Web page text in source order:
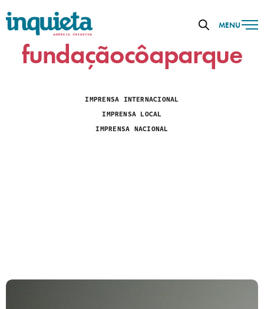
MENU
fundaçãocôaparque
IMPRENSA INTERNACIONAL
IMPRENSA LOCAL
IMPRENSA NACIONAL